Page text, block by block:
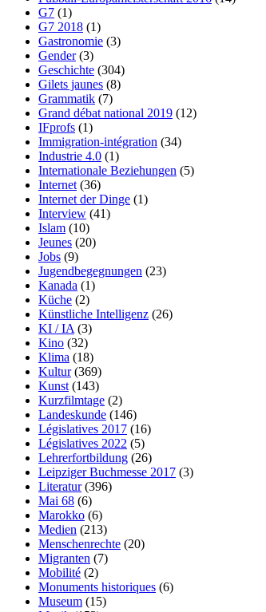
G7 (1)
G7 2018 (1)
Gastronomie (3)
Gender(3)
Geschichte (304)
Gilets jaunes (8)
Grammatik (7)
Grand débat national 2019 (12)
IFprofs (1)
Immigration-intégration (34)
Industrie 4.0 (1)
Internationale Beziehungen (5)
Internet (36)
Internet der Dinge (1)
Interview (41)
Islam (10)
Jeunes (20)
Jobs (9)
Jugendbegegnungen (23)
Kanada (1)
Küche (2)
Künstliche Intelligenz (26)
KI / IA (3)
Kino (32)
Klima (18)
Kultur(369)
Kunst (143)
Kurzfilmtage (2)
Landeskunde (146)
Législatives 2017 (16)
Législatives 2022 (5)
Lehrerfortbildung (26)
Leipziger Buchmesse 2017 (3)
Literatur(396)
Mai 68 (6)
Marokko (6)
Medien (213)
Menschenrechte (20)
Migranten (7)
Mobilité (2)
Monuments historiques (6)
Museum (15)